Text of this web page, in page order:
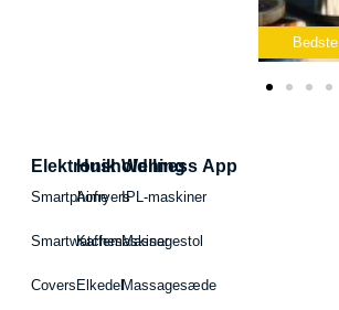
Elektronik
Smartphone
Smartwatches
Covers
Husholdning
Airfryers
Kaffemaskiner
Elkedel
Wellness App
IPL-maskiner
Massagestol
Massagesæde